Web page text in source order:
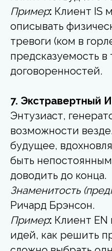
Пример: Клиент IS
описывать
тревоги (ком в
предсказуемость в
договоренностей.
7. Экстравертный
Энтузиаст,
возможности
будущее,
быть
доводить до конца.
Знаменитость
Ричард Брэнсон.
Пример: Клиент EN
идей, как решить